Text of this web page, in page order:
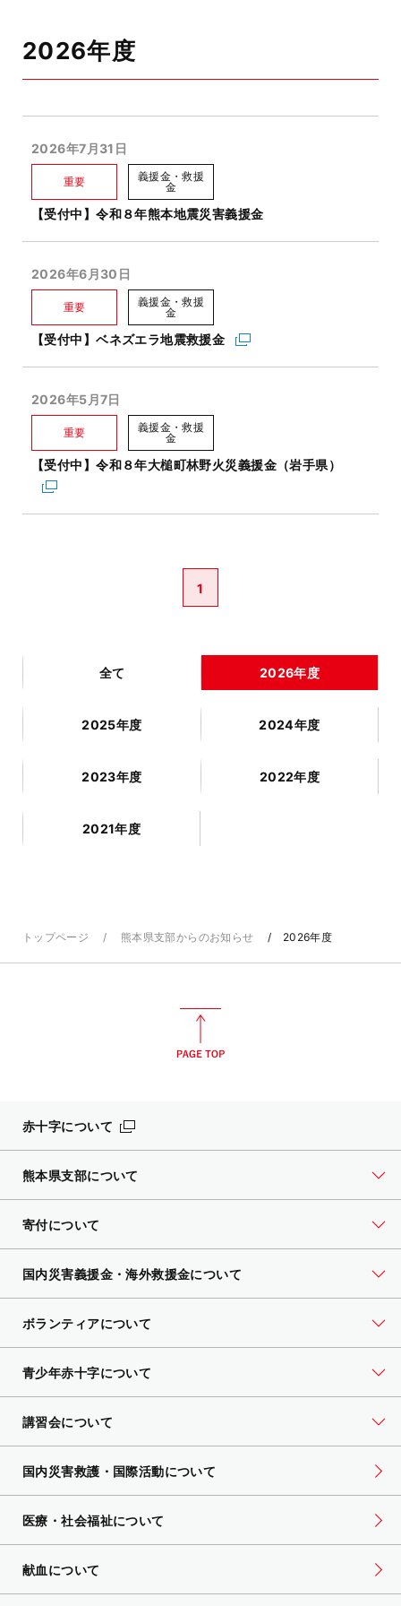
2026年度
2026年7月31日
重要
義援金・救援
金
【受付中】令和８年熊本地震災害義援金
2026年6月30日
重要
義援金・救援
金
【受付中】ベネズエラ地震救援金
2026年5月7日
重要
義援金・救援
金
【受付中】令和８年大槌町林野火災義援金（岩手県）
1
全て 2026年度
2025年度 2024年度
2023年度 2022年度
2021年度
トップページ 熊本県支部からのお知らせ 2026年度
赤十字について
熊本県支部について
寄付について
国内災害義援金・海外救援金について
ボランティアについて
青少年赤十字について
講習会について
国内災害救護・国際活動について
医療・社会福祉について
献血について